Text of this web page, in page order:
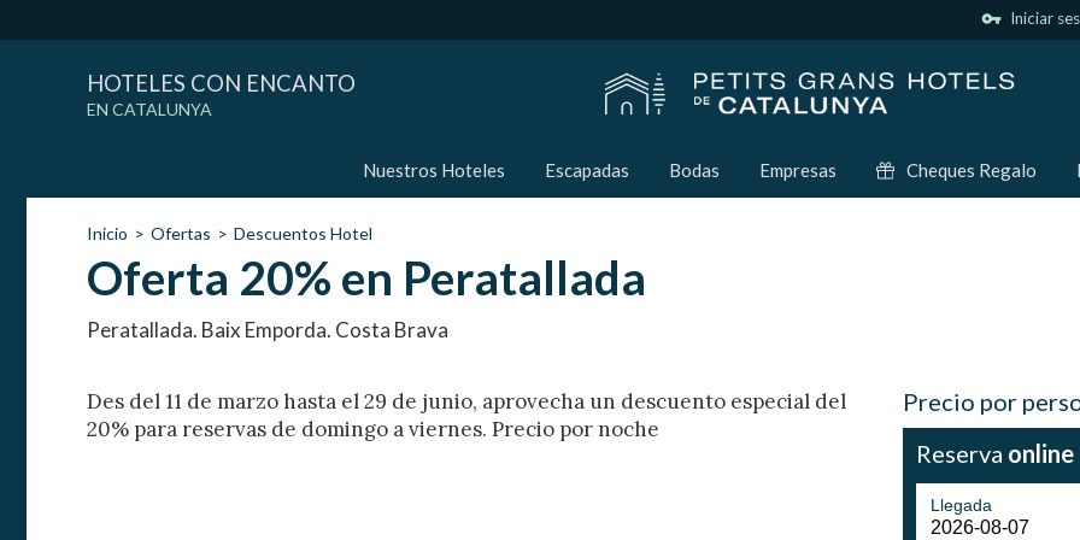
vpn_key Iniciar
HOTELES CON ENCANTO
EN CATALUNYA
Nuestros Hoteles Escapadas Bodas Empresas Cheques Regalo
Inicio Ofertas Descuentos Hotel
Oferta 20% en Peratallada
Peratallada. Baix Emporda. Costa Brava
Des del 11 de marzo hasta el 29 de junio, aprovecha un descuento especial del
20% para reservas de domingo a viernes. Precio por noche
Precio por
Reserva online
Llegada